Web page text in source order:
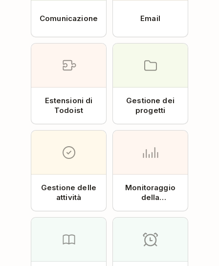
Comunicazione Email
Estensioni di
Todoist
Gestione dei
progetti
Gestione delle
attività
Monitoraggio
della